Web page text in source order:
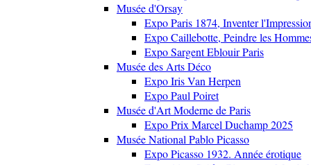
Musée d'Orsay
Expo Paris 1874, Inventer
Expo Caillebotte, Peindre les
Expo Sargent Eblouir Paris
Musée des Arts Déco
Expo Iris Van Herpen
Expo Paul Poiret
Musée d'Art Moderne de Paris
Expo Prix Marcel Duchamp 2025
Musée National Pablo Picasso
Expo Picasso 1932. Année érotique